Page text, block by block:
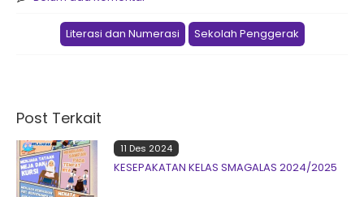
Literasi dan Numerasi Sekolah Penggerak
Post Terkait
11 Des 2024
KESEPAKATAN KELAS SMAGALAS 2024/2025